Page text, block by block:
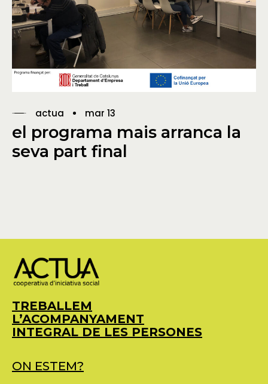
actua mar 13
el programa mais arranca la
seva part final
TREBALLEM
L’ACOMPANYAMENT
INTEGRAL DE LES PERSONES
ON ESTEM?